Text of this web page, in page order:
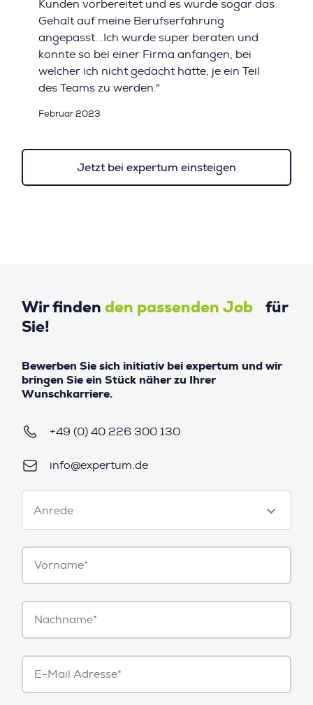
Kunden vorbereitet und es wurde sogar das
Gehalt auf meine Berufserfahrung
angepasst...Ich wurde super beraten und
konnte so bei einer Firma anfangen, bei
welcher ich nicht gedacht hätte, je ein Teil
des Teams zu werden."
Februar 2023
Jetzt bei expertum einsteigen
Wir finden den passenden Job für
Sie!
Bewerben Sie sich initiativ bei expertum und wir
bringen Sie ein Stück näher zu Ihrer
Wunschkarriere.
+49 (0) 40 226 300 130
info@expertum.de
Anrede
Anrede
Vorname*
Nachname*
E-
Mail*